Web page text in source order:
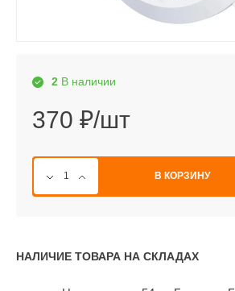
2 В наличии
370 ₽/шт
В КОРЗИНУ
НАЛИЧИЕ ТОВАРА НА СКЛАДАХ